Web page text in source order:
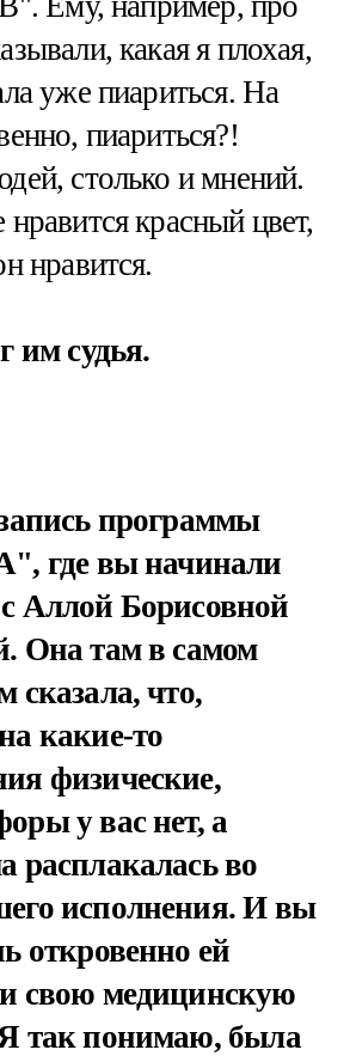
какая я плохая,
уже пиариться. На
пиариться?!
столько и мнений.
красный цвет,
нравится.
им судья.
программы
где вы начинали
Аллой Борисовной
Она там в самом
сказала, что,
какие-то
физические,
у вас нет, а
расплакалась во
исполнения. И вы
откровенно ей
свою медицинскую
так понимаю, была